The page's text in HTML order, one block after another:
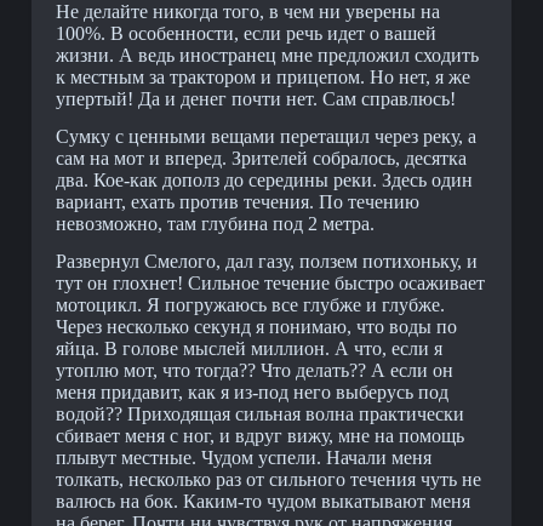
Не делайте никогда того, в чем ни уверены на
100%. В особенности, если речь идет о вашей
жизни. А ведь иностранец мне предложил сходить
к местным за трактором и прицепом. Но нет, я же
упертый! Да и денег почти нет. Сам справлюсь!
Сумку с ценными вещами перетащил через реку, а
сам на мот и вперед. Зрителей собралось, десятка
два. Кое-как дополз до середины реки. Здесь один
вариант, ехать против течения. По течению
невозможно, там глубина под 2 метра.
Развернул Смелого, дал газу, ползем потихоньку, и
тут он глохнет! Сильное течение быстро осаживает
мотоцикл. Я погружаюсь все глубже и глубже.
Через несколько секунд я понимаю, что воды по
яйца. В голове мыслей миллион. А что, если я
утоплю мот, что тогда?? Что делать?? А если он
меня придавит, как я из-под него выберусь под
водой?? Приходящая сильная волна практически
сбивает меня с ног, и вдруг вижу, мне на помощь
плывут местные. Чудом успели. Начали меня
толкать, несколько раз от сильного течения чуть не
валюсь на бок. Каким-то чудом выкатывают меня